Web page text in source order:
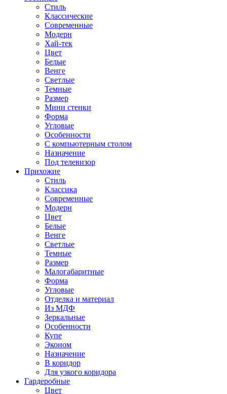
Стиль
Классические
Современные
Модерн
Хай-тек
Цвет
Белые
Венге
Светлые
Темные
Размер
Мини стенки
Форма
Угловые
Особенности
С компьютерным столом
Назначение
Под телевизор
Прихожие
Стиль
Классика
Современные
Модерн
Цвет
Белые
Венге
Светлые
Темные
Размер
Малогабаритные
Форма
Угловые
Отделка и материал
Из МДФ
Зеркальные
Особенности
Купе
Эконом
Назначение
В коридор
Для узкого коридора
Гардеробные
Цвет